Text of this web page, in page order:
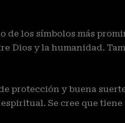
de los símbolos más
Dios y la humanidad.
protección y buena
Se cree que